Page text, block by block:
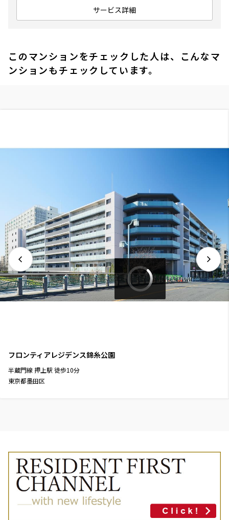
サービス詳細
このマンションをチェックした人は、こんなマ
ンションもチェックしています。
フロンティアレジデンス錦糸公園
半蔵門線 押上駅 徒歩10分
東京都墨田区